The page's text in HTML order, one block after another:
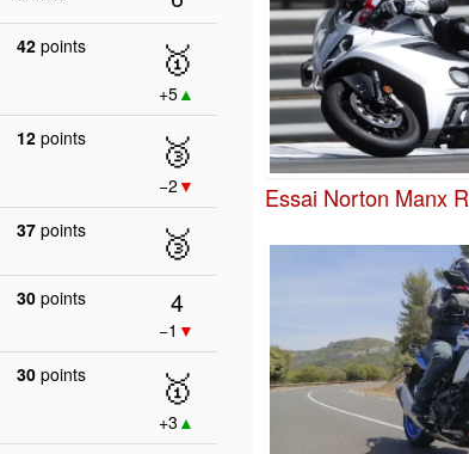
42 points 🥇
+5▲
12 points 🥉
−2 ▼
37 points 🥉
30 points 4
−1 ▼
30 points 🥇
+3 ▲
Essai Norton Manx R